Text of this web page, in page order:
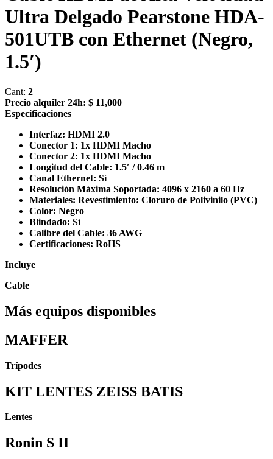
Ultra Delgado Pearstone HDA-
501UTB con Ethernet (Negro,
1.5′)
Cant: 2
Precio alquiler 24h: $ 11,000
Especificaciones
Interfaz: HDMI 2.0
Conector 1: 1x HDMI Macho
Conector 2: 1x HDMI Macho
Longitud del Cable: 1.5′ / 0.46 m
Canal Ethernet: Sí
Resolución Máxima Soportada: 4096 x 2160 a 60 Hz
Materiales: Revestimiento: Cloruro de Polivinilo (PVC)
Color: Negro
Blindado: Sí
Calibre del Cable: 36 AWG
Certificaciones: RoHS
Incluye
Cable
Más equipos disponibles
MAFFER
Trípodes
KIT LENTES ZEISS BATIS
Lentes
Ronin S II